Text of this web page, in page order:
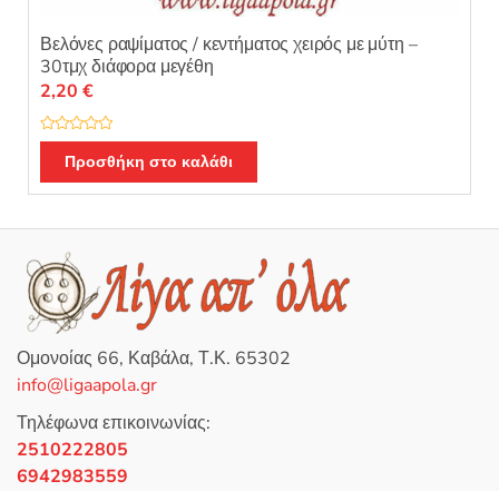
Βελόνες ραψίματος / κεντήματος χειρός με μύτη –
30τμχ διάφορα μεγέθη
Β
μ
ο
θ
η
κ
ε
μ
α
π
ό
5
2,20 €
Προσθήκη στο καλάθι
Ομονοίας 66, Καβάλα, Τ.Κ. 65302
info@ligaapola.gr
Τηλέφωνα επικοινωνίας:
2510222805
6942983559